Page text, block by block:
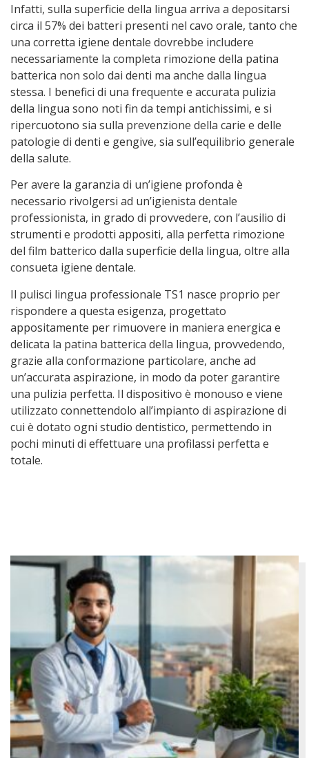
Infatti, sulla superficie della lingua arriva a depositarsi
circa il 57% dei batteri presenti nel cavo orale, tanto che
una corretta igiene dentale dovrebbe includere
necessariamente la completa rimozione della patina
batterica non solo dai denti ma anche dalla lingua
stessa. I benefici di una frequente e accurata pulizia
della lingua sono noti fin da tempi antichissimi, e si
ripercuotono sia sulla prevenzione della carie e delle
patologie di denti e gengive, sia sull’equilibrio generale
della salute.
Per avere la garanzia di un’igiene profonda è
necessario rivolgersi ad un’igienista dentale
professionista, in grado di provvedere, con l’ausilio di
strumenti e prodotti appositi, alla perfetta rimozione
del film batterico dalla superficie della lingua, oltre alla
consueta igiene dentale.
Il pulisci lingua professionale TS1 nasce proprio per
rispondere a questa esigenza, progettato
appositamente per rimuovere in maniera energica e
delicata la patina batterica della lingua, provvedendo,
grazie alla conformazione particolare, anche ad
un’accurata aspirazione, in modo da poter garantire
una pulizia perfetta. Il dispositivo è monouso e viene
utilizzato connettendolo all’impianto di aspirazione di
cui è dotato ogni studio dentistico, permettendo in
pochi minuti di effettuare una profilassi perfetta e
totale.